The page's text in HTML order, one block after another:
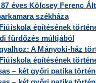
éves Kölcsey Ferenc
székháza
építésének
fürdőzés múltjából
A Mányoki-ház
építésének
– két győri patika